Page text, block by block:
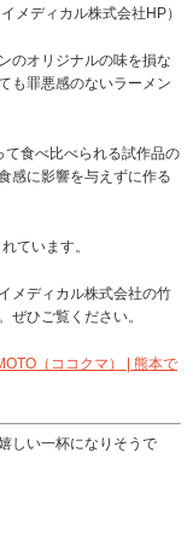
メディカル株式会社HP）
のオリジナルの味を損な
も罪悪感のないラーメン
食べ比べられる試作品の
感に影響を与えずに作る
ています。
メディカル株式会社の竹
ぜひご覧ください。
（ココクマ） | 熊本で
しい一杯になりそうで